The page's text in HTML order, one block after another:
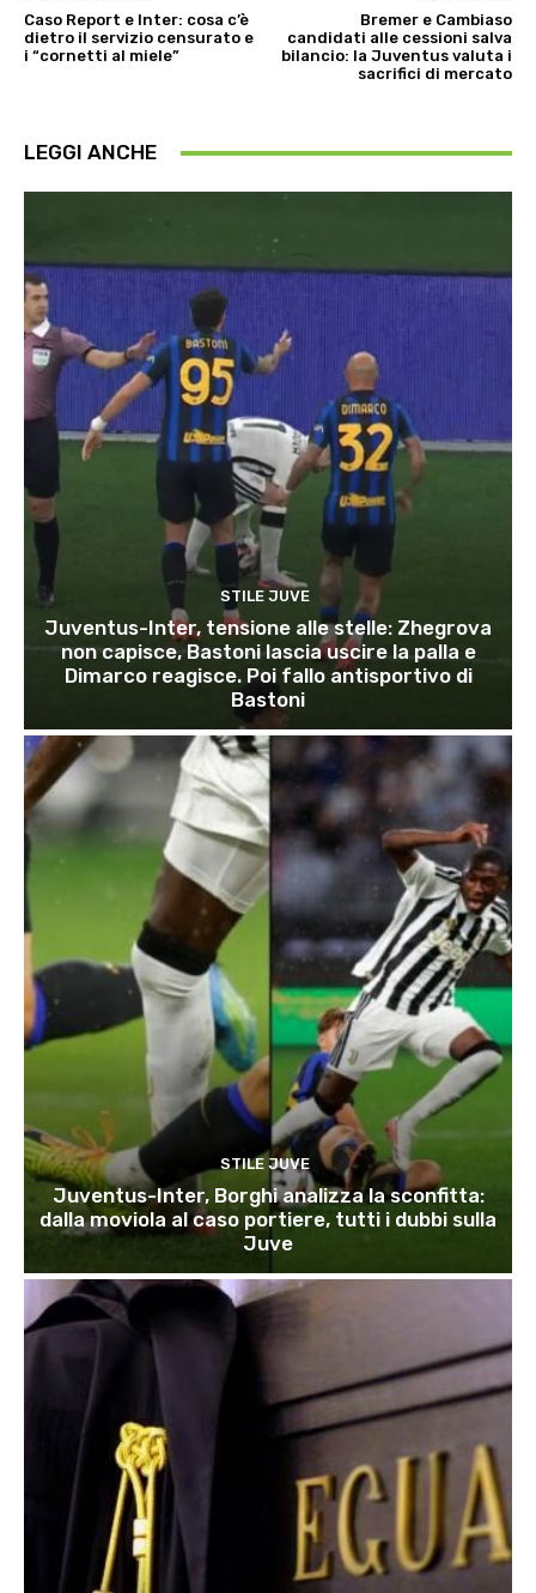
Caso Report e Inter: cosa c’è
dietro il servizio censurato e
i “cornetti al miele”
Bremer e Cambiaso
candidati alle cessioni salva
bilancio: la Juventus valuta i
sacrifici di mercato
LEGGI ANCHE
STILE JUVE
Juventus-Inter, tensione alle stelle: Zhegrova
non capisce, Bastoni lascia uscire la palla e
Dimarco reagisce. Poi fallo antisportivo di
Bastoni
STILE JUVE
Juventus-Inter, Borghi analizza la sconfitta:
dalla moviola al caso portiere, tutti i dubbi sulla
Juve